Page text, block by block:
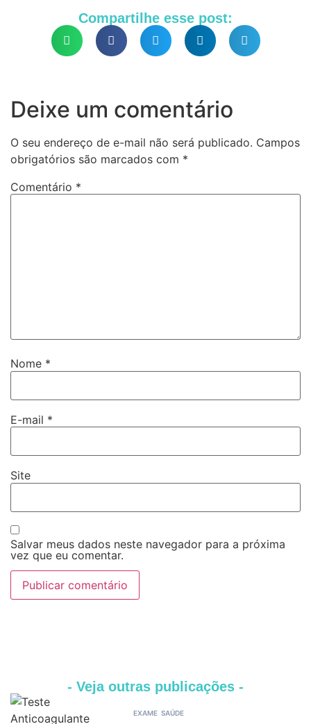
Compartilhe esse post:
Deixe um comentário
O seu endereço de e-mail não será publicado. Campos
obrigatórios são marcados com *
Comentário *
Nome *
E-mail *
Site
Salvar meus dados neste navegador para a próxima
vez que eu comentar.
- Veja outras publicações -
EXAME SAÚDE